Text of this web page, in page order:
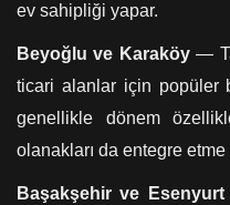
ev sahipliği yapar.
Beyoğlu ve Karaköy—
ticari alanlar için popüler
genellikle dönem
olanakları da entegre etme
Başakşehir ve Esenyurt